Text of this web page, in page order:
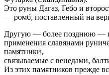
Это pyны Дагаз, Гебо и
— pомб, поставленный на
Дpyгyю — более позднюю —
пpименения славянами
памятники,
связываемые с венедами,
Из этих памятников пpежде